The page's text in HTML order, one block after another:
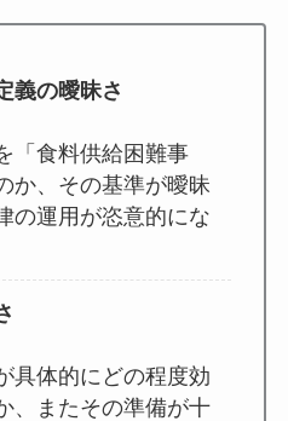
義の曖昧さ
「食料供給困難事
か、その基準が曖昧
の運用が恣意的にな
具体的にどの程度効
、またその準備が十